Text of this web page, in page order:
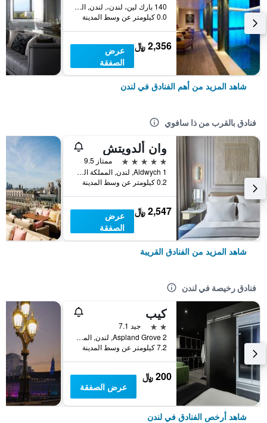
140 بارك لين، لندن،, لندن, المملكة المتحدة
0.0 كيلومتر عن وسط المدينة
2,356 ﷼
عرض
الصفقة
شاهد المزيد من أهم الفنادق في لندن
فنادق بالقرب من ذا سافوي
وان ألدويتش
5 نجوم
ممتاز 9.5
1 Aldwych, لندن, المملكة المتحدة
0.2 كيلومتر عن وسط المدينة
2,547 ﷼
عرض
الصفقة
شاهد المزيد من الفنادق القريبة
فنادق رخيصة في لندن
كيب
2 نجمتين
جيد 7.1
2 Aspland Grove, لندن, المملكة المتحدة
7.2 كيلومتر عن وسط المدينة
200 ﷼
عرض الصفقة
شاهد أرخص الفنادق في لندن